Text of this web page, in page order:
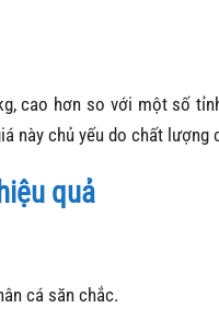
cao hơn so với một số
này chủ yếu do chất lượng
quả
cá săn chắc.